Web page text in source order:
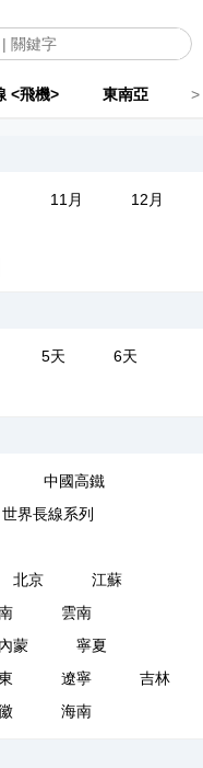
<飛機> 東南亞 >
11月
12月
5天
6天
中國高鐵
世界長線系列
北京
江蘇
雲南
內蒙
寧夏
遼寧
吉林
海南